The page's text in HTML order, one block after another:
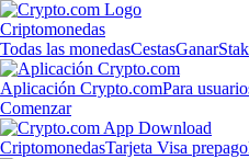
Criptomonedas
Todas las monedasCestasGanar
Aplicación Crypto.comPara
Comenzar
CriptomonedasTarjeta Visa prepago